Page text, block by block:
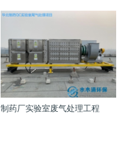
制药厂实验室废气处理工程